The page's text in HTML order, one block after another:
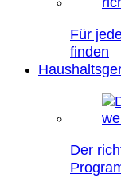
Für
finden
Der